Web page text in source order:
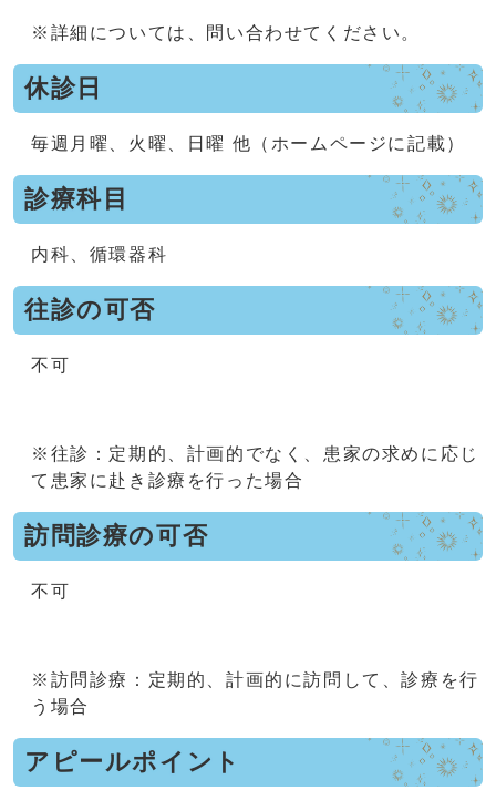
※詳細については、問い合わせてください。
休診日
毎週月曜、火曜、日曜 他（ホームページに記載）
診療科目
内科、循環器科
往診の可否
不可
※往診：定期的、計画的でなく、患家の求めに応じ
て患家に赴き診療を行った場合
訪問診療の可否
不可
※訪問診療：定期的、計画的に訪問して、診療を行
う場合
アピールポイント